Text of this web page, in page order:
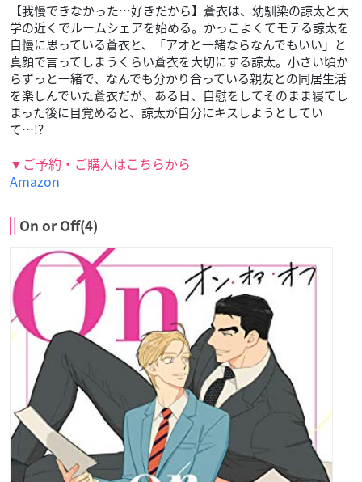
【我慢できなかった…好きだから】蒼衣は、幼馴染の諒太と大
学の近くでルームシェアを始める。かっこよくてモテる諒太を
自慢に思っている蒼衣と、「アオと一緒ならなんでもいい」と
真顔で言ってしまうくらい蒼衣を大切にする諒太。小さい頃か
らずっと一緒で、なんでも分かり合っている親友との同居生活
を楽しんでいた蒼衣だが、ある日、自慰をしてそのまま寝てし
まった後に目覚めると、諒太が自分にキスしようとしてい
て…!?
▼ご予約・ご購入はこちらから
Amazon
On or Off(4)